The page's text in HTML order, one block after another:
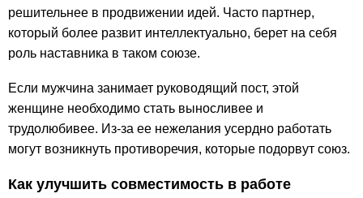
решительнее в продвижении идей. Часто партнер,
который более развит интеллектуально, берет на себя
роль наставника в таком союзе.
Если мужчина занимает руководящий пост, этой
женщине необходимо стать выносливее и
трудолюбивее. Из-за ее нежелания усердно работать
могут возникнуть противоречия, которые подорвут союз.
Как улучшить совместимость в работе